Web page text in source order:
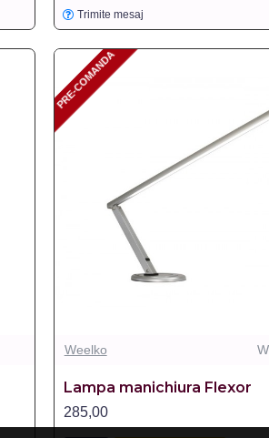
Trimite mesaj
PRE-COMANDA
PRE-COMANDA
Weelko
Lampa manichiura Flexor
285,00